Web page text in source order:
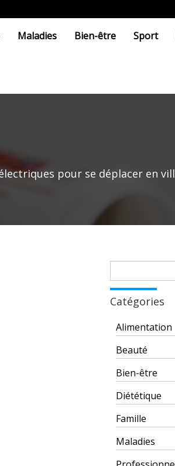
Maladies Bien-être Sport
pour se déplacer en
Catégories
Alimentation
Beauté
Bien-être
Diététique
Famille
Maladies